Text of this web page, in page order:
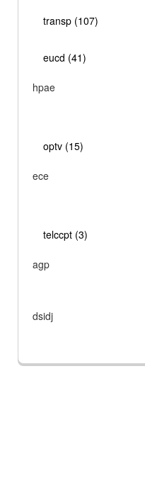
transp (107)
eucd (41)
hpae
optv (15)
ece
telccpt (3)
agp
dsidj